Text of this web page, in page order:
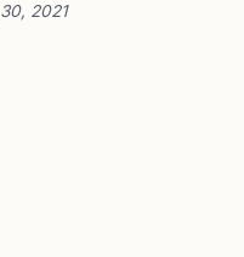
2021